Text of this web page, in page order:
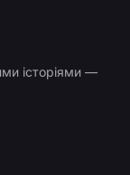
історіями —